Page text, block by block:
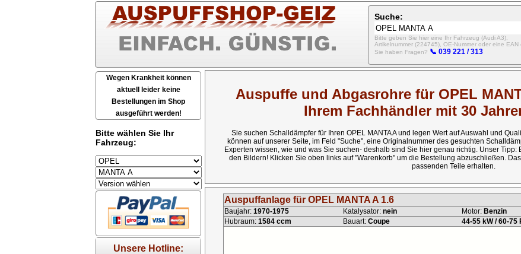
Suche:
Bitte geben Sie hier eine Ihr Fahrzeug (Audi A3),
Artikelnummer (224745), OE-Nummer oder eine EAN
Sie haben Fragen? 📞 039 221 / 313
Wegen Krankheit können
aktuell leider keine
Bestellungen im Shop
ausgeführt werden!
Bitte wählen Sie Ihr
Fahrzeug:
Unsere Hotline:
Auspuffe und Abgasrohre für OPEL
Ihrem Fachhändler mit 30
Sie suchen Schalldämpfer für Ihren OPEL MANTA A und legen Wert auf Auswahl und
können auf unserer Seite, im Feld "Suche", eine Originalnummer des gesuchten
Experten wissen, wie und was Sie suchen- deshalb sind Sie hier genau richtig. Unser
den Bildern! Klicken Sie oben links auf "Warenkorb" um die Bestellung abzuschließen.
passenden Teile erhalten.
Auspuffanlage für OPEL MANTA A 1.6
Baujahr: 1970-1975 Katalysator: nein Motor: Benzin
Hubraum: 1584 ccm Bauart: Coupe 44-55 kW / 60-75